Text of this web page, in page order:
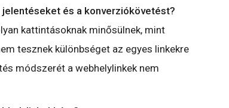
és a konverziókövetést?
kattintásoknak minősülnek, mint
tesznek különbséget az egyes linkekre
módszerét a webhelylinkek nem